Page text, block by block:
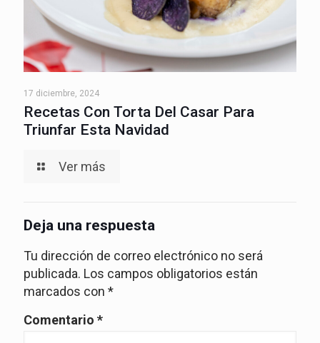
17 diciembre, 2024
Recetas Con Torta Del Casar Para
Triunfar Esta Navidad
Ver más
Deja una respuesta
Tu dirección de correo electrónico no será
publicada. Los campos obligatorios están
marcados con *
Comentario *